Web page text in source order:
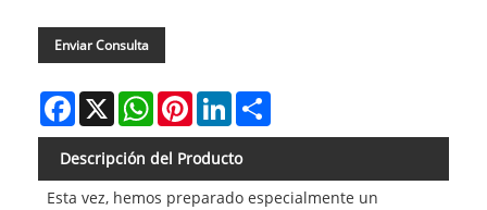
Enviar Consulta
Facebook
X WhatsAppPinterestLinkedIn
Descripción del Producto
Esta vez, hemos preparado especialmente un